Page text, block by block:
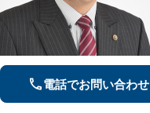
電話でお問い合わせ